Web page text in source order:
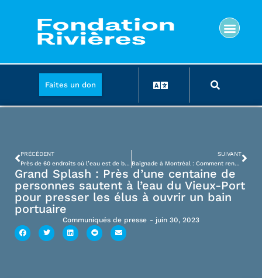
Faites un don
PRÉCÉDENT
Près de 60 endroits où l’eau est de bonne qualité pour se baigner à Montréal et un seul à Laval
SUIVANT
Baignade à Montréal : Comment rendre le fleuve accessible au centre-ville?
Grand Splash : Près d’une centaine de
personnes sautent à l’eau du Vieux-Port
pour presser les élus à ouvrir un bain
portuaire
Communiqués de presse - juin 30, 2023